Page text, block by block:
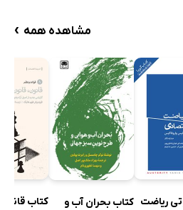
اقتصادی
مشاهده همه ›
ریاضت کتاب بحران آب و کتاب